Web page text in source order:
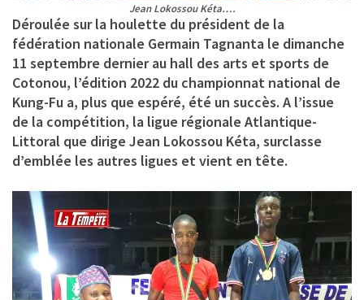
Jean Lokossou Kéta….
Déroulée sur la houlette du président de la
fédération nationale Germain Tagnanta le dimanche
11 septembre dernier au hall des arts et sports de
Cotonou, l’édition 2022 du championnat national de
Kung-Fu a, plus que espéré, été un succès. A l’issue
de la compétition, la ligue régionale Atlantique-
Littoral que dirige Jean Lokossou Kéta, surclasse
d’emblée les autres ligues et vient en tête.